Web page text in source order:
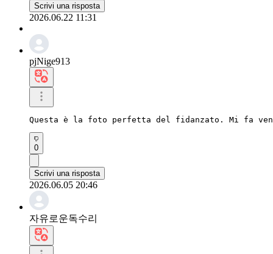
Scrivi una risposta
2026.06.22 11:31
pjNige913
Questa è la foto perfetta del fidanzato. Mi fa
0
Scrivi una risposta
2026.06.05 20:46
자유로운독수리